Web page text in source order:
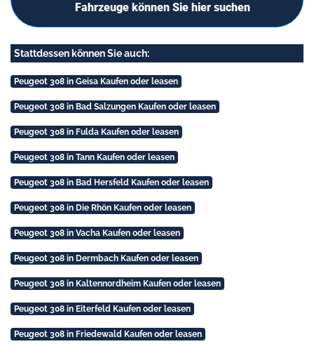
Fahrzeuge können Sie hier suchen
Stattdessen können Sie auch:
Peugeot 308 in Geisa Kaufen oder leasen
Peugeot 308 in Bad Salzungen Kaufen oder leasen
Peugeot 308 in Fulda Kaufen oder leasen
Peugeot 308 in Tann Kaufen oder leasen
Peugeot 308 in Bad Hersfeld Kaufen oder leasen
Peugeot 308 in Die Rhön Kaufen oder leasen
Peugeot 308 in Vacha Kaufen oder leasen
Peugeot 308 in Dermbach Kaufen oder leasen
Peugeot 308 in Kaltennordheim Kaufen oder leasen
Peugeot 308 in Eiterfeld Kaufen oder leasen
Peugeot 308 in Friedewald Kaufen oder leasen